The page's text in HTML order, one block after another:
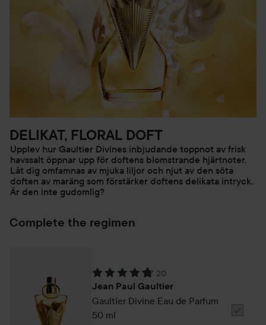
pulserar (t.ex. handleder, nacke, armbågsleder och
knäskålar).
DELIKAT, FLORAL DOFT
Upplev hur Gaultier Divines inbjudande toppnot av frisk
havssalt öppnar upp för doftens blomstrande hjärtnoter.
Låt dig omfamnas av mjuka liljor och njut av den söta
doften av maräng som förstärker doftens delikata intryck.
Är den inte gudomlig?
Complete the regimen
20
Betyg: 4.8. Baserat på 20 betyg
Jean Paul Gaultier
Gaultier Divine Eau de Parfum
50 ml
Välj